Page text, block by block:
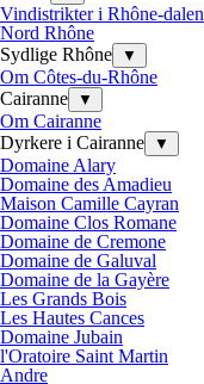
Vindistrikter i Rhône-dalen
Nord Rhône
Sydlige Rhône
▼
Om Côtes-du-Rhône
Cairanne
▼
Om Cairanne
Dyrkere i Cairanne
▼
Domaine Alary
Domaine des Amadieu
Maison Camille Cayran
Domaine Clos Romane
Domaine de Cremone
Domaine de Galuval
Domaine de la Gayère
Les Grands Bois
Les Hautes Cances
Domaine Jubain
l'Oratoire Saint Martin
Andre